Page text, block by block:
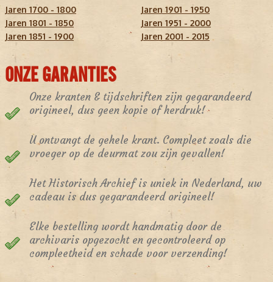
Jaren 1700 - 1800
Jaren 1801 - 1850
Jaren 1851 - 1900
Jaren 1901 - 1950
Jaren 1951 - 2000
Jaren 2001 - 2015
ONZE GARANTIES
Onze kranten & tijdschriften zijn gegarandeerd
origineel, dus geen kopie of herdruk!
U ontvangt de gehele krant. Compleet zoals die
vroeger op de deurmat zou zijn gevallen!
Het Historisch Archief is uniek in Nederland, uw
cadeau is dus gegarandeerd origineel!
Elke bestelling wordt handmatig door de
archivaris opgezocht en gecontroleerd op
compleetheid en schade voor verzending!